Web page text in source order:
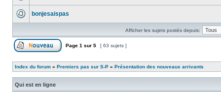
bonjesaispas
Afficher les sujets postés depuis:
Page 1 sur 5 [ 63 sujets ]
Index du forum » Premiers pas sur S-P » Présentation des nouveaux arrivants
Qui est en ligne